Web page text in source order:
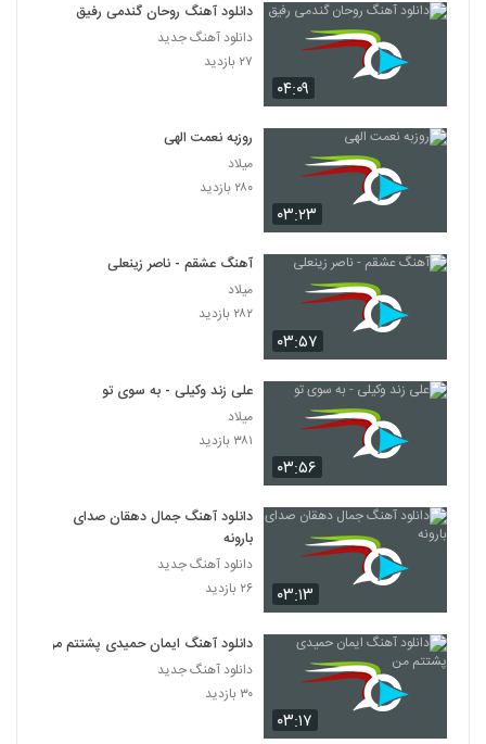
۰۴:۰۹
دانلود آهنگ روحان گندمی رفیق
دانلود آهنگ جدید
۲۷ بازدید
۰۳:۲۳
روزبه نعمت الهی
میلاد
۲۸۰ بازدید
۰۳:۵۷
آهنگ عشقم - ناصر زینعلی
میلاد
۲۸۲ بازدید
۰۳:۵۶
علی زند وکیلی - به سوی تو
میلاد
۳۸۱ بازدید
۰۳:۱۳
دانلود آهنگ جمال دهقان صدای
بارونه
دانلود آهنگ جدید
۲۶ بازدید
۰۳:۱۷
دانلود آهنگ ایمان حمیدی پشتتم من
دانلود آهنگ جدید
۳۰ بازدید